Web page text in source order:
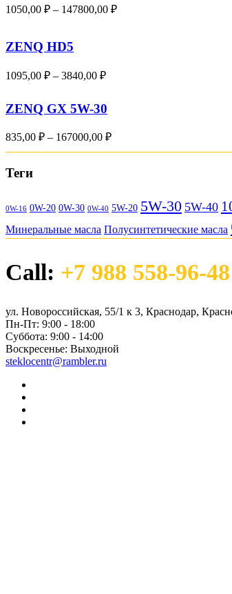
1050,00 ₽ – 147800,00 ₽Диапазон
ZENQ HD5
1095,00 ₽ – 3840,00 ₽Диапазон
–
ZENQ GX 5W-30
835,00 ₽ – 167000,00 ₽Диапазон
Теги
0W-16 0W-20 0W-30 0W-40 5W-20 5W-30 5W-40
Минеральные масла Полусинтетические масла
Call: +7 988 558-96-48
ул. Новороссийская, 55/1 к 3, Краснодар,
Пн-Пт: 9:00 - 18:00
Суббота: 9:00 - 14:00
Воскресенье: Выходной
steklocentr@rambler.ru